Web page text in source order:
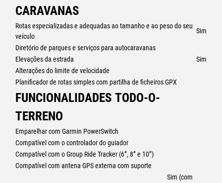
CARAVANAS
Rotas especializadas e adequadas ao tamanho e ao peso do seu
veículo
Sim
Diretório de parques e serviços para autocaravanas
Elevações da estrada
Sim
Alterações do limite de velocidade
Planificador de rotas simples com partilha de ficheiros GPX
FUNCIONALIDADES TODO-O-
TERRENO
Emparelhar com Garmin PowerSwitch
Compatível com o controlador do guiador
Compatível com o Group Ride Tracker (6”, 8” e 10”)
Compatível com antena GPS externa com suporte
Sim (com